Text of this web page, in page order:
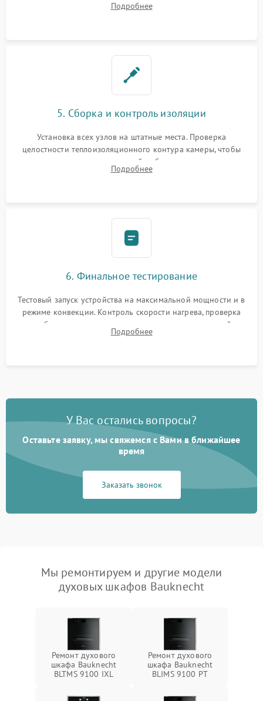
выгоревших реле, восстановление контактов и замена
Подробнее
5. Сборка и контроль изоляции
Установка всех узлов на штатные места. Проверка
целостности теплоизоляционного контура камеры, чтобы
исключить перегрев кухонной мебели и потерю тепла.
Надежная фиксация клемм и сборка корпуса шкафа.
Подробнее
6. Финальное тестирование
Тестовый запуск устройства на максимальной мощности и в
режиме конвекции. Контроль скорости нагрева, проверка
срабатывания термостата при достижении заданной
температуры и тест на отсутствие утечек тока.
Подробнее
У Вас остались вопросы?
Оставьте заявку, мы свяжемся с Вами в ближайшее
время
Заказать звонок
Мы ремонтируем и другие модели
духовых шкафов Bauknecht
Ремонт духового
шкафа Bauknecht
BLTMS 9100 IXL
Ремонт духового
шкафа Bauknecht
BLIMS 9100 PT